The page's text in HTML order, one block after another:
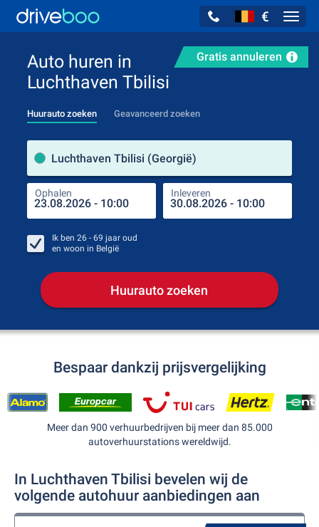
€
Gratis annuleren
Auto huren in
Luchthaven Tbilisi
Huurauto zoeken Geavanceerd zoeken
Luchthaven Tbilisi (Georgië)
Ophalen Inleveren
Ik ben 26 - 69 jaar oud
en woon in België
Huurauto zoeken
Bespaar dankzij prijsvergelijking
Meer dan 900 verhuurbedrijven bij meer dan 85.000
autoverhuurstations wereldwijd.
In Luchthaven Tbilisi bevelen wij de
volgende autohuur aanbiedingen aan